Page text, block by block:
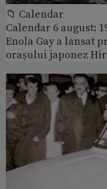
📁 Calendar
Calendar 6 august:
Enola Gay a lansat
orașului japonez